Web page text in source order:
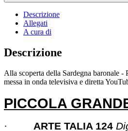
Descrizione
Allegati
A cura di
Descrizione
Alla scoperta della Sardegna baronale -
messa in onda televisiva e diretta
PICCOLA
· ARTE TALIA 124